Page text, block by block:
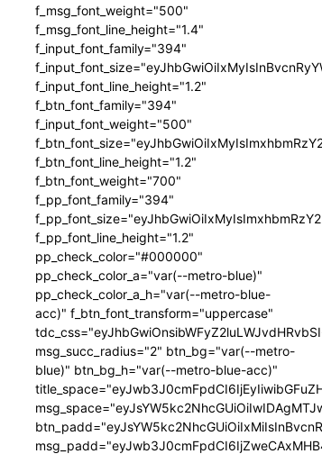
f_msg_font_weight="500"
f_msg_font_line_height="1.4"
f_input_font_family="394"
f_input_font_line_height="1.2"
f_btn_font_family="394"
f_input_font_weight="500"
f_btn_font_line_height="1.2"
f_btn_font_weight="700"
f_pp_font_family="394"
f_pp_font_line_height="1.2"
pp_check_color="#000000"
pp_check_color_a="var(--metro-blue)"
pp_check_color_a_h="var(--metro-blue-
acc)" f_btn_font_transform="uppercase"
msg_succ_radius="2" btn_bg="var(--metro-
blue)" btn_bg_h="var(--metro-blue-acc)"